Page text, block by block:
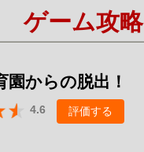
ゲーム攻略
からの脱出！
4.6 評価する